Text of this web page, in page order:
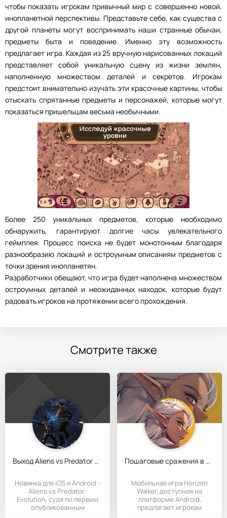
чтобы показать игрокам привычный мир с совершенно новой,
инопланетной перспективы. Представьте себе, как существа с
другой планеты могут воспринимать наши странные обычаи,
предметы быта и поведение. Именно эту возможность
предлагает игра. Каждая из 25 вручную нарисованных локаций
представляет собой уникальную сцену из жизни землян,
наполненную множеством деталей и секретов. Игрокам
предстоит внимательно изучать эти красочные картины, чтобы
отыскать спрятанные предметы и персонажей, которые могут
показаться пришельцам весьма необычными.
Более 250 уникальных предметов, которые необходимо
обнаружить, гарантируют долгие часы увлекательного
геймплея. Процесс поиска не будет монотонным благодаря
разнообразию локаций и остроумным описаниям предметов с
точки зрения инопланетян.
Разработчики обещают, что игра будет наполнена множеством
остроумных деталей и неожиданных находок, которые будут
радовать игроков на протяжении всего прохождения.
Смотрите также
Выход Aliens vs Predator Evolution планируется на 2013 год
Новинка для iOS и Android -
Aliens vs Predator:
Evolution, судя по первым
опубликованным
Пошаговые сражения в Horizon Walker
Мобильная игра Horizon
Walker, доступная на
платформе Android,
предлагает игрокам